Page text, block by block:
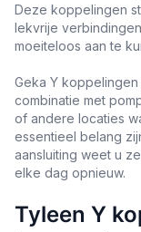
Deze koppelingen
lekvrije
moeiteloos aan te
Geka Y
combinatie met
of andere locaties
essentieel belang
aansluiting weet u
elke dag opnieuw.
Tyleen Y